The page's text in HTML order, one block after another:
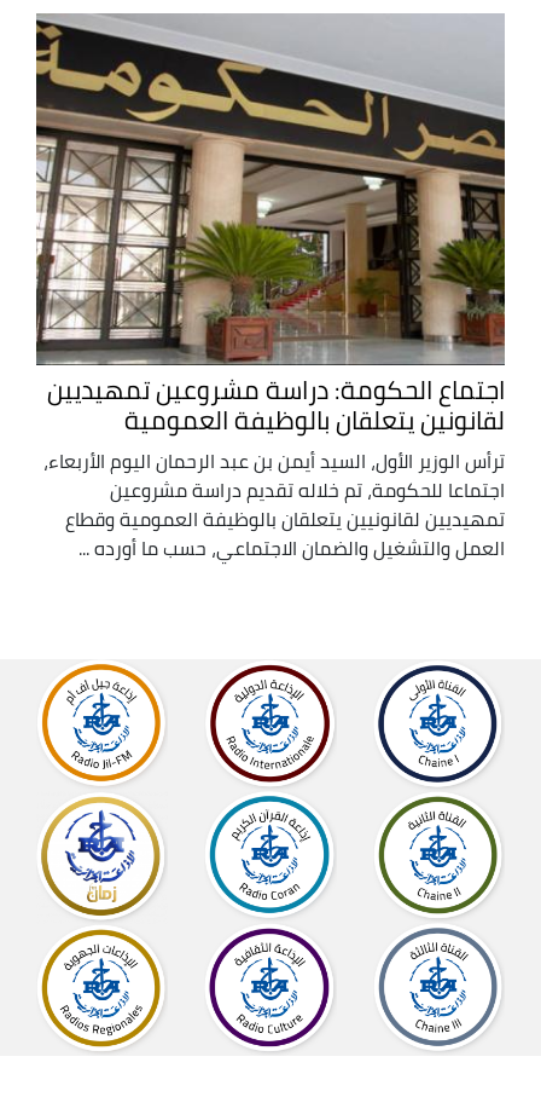
اجتماع الحكومة: دراسة مشروعين تمهيديين
لقانونين يتعلقان بالوظيفة العمومية
ترأس الوزير الأول، السيد أيمن بن عبد الرحمان اليوم الأربعاء،
اجتماعا للحكومة، تم خلاله تقديم دراسة مشروعين
تمهيديين لقانونيين يتعلقان بالوظيفة العمومية وقطاع
العمل والتشغيل والضمان الاجتماعي، حسب ما أورده ...